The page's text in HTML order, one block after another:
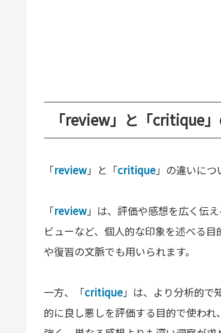
「review」と「critique
「review」と「critique」の違いにつ
「review」は、評価や感想を広く伝
ビューなど、個人的な印象を述べる
や復習の文脈でも用いられます。
一方、「critique」は、より分析的で
的に良し悪しを評価する目的で使わ